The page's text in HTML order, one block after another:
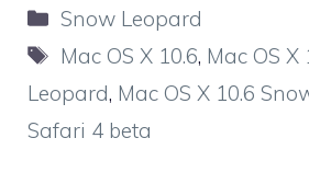
Categorie
Snow Leopard
Tag
Mac OS X 10.6, Mac OS X
Leopard, Mac OS X 10.6
Safari 4 beta